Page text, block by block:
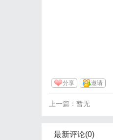
分享 邀请
上一篇：暂无
最新评论(0)